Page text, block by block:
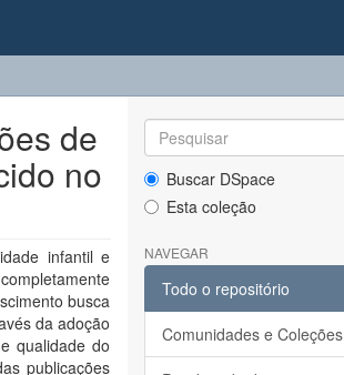
de
no
infantil e
busca
da adoção
qualidade do
publicações
Buscar DSpace
Esta coleção
NAVEGAR
Todo o repositório
Comunidades e Coleções